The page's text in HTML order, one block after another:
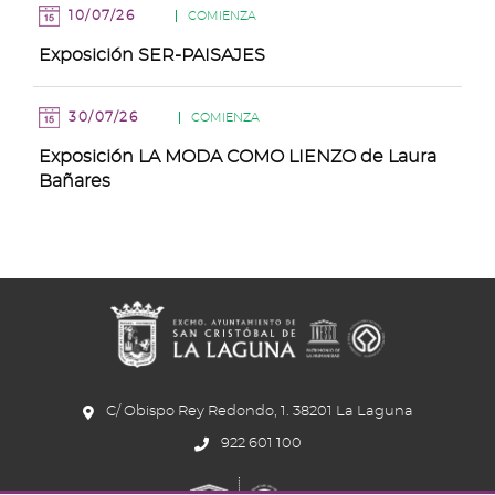
10/07/26 COMIENZA
Exposición SER-PAISAJES
30/07/26 COMIENZA
Exposición LA MODA COMO LIENZO de Laura
Bañares
C/ Obispo Rey Redondo, 1. 38201 La Laguna
922 601 100